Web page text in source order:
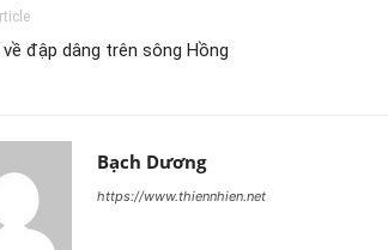
đập dâng trên sông Hồng
Bạch Dương
https://www.thiennhien.net